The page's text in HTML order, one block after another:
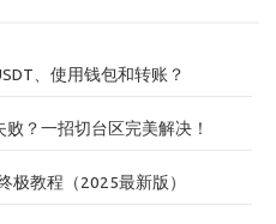
、使用钱包和转账？
？一招切台区完美解决！
极教程（2025最新版）